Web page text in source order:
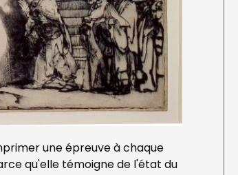
une épreuve à chaque
qu'elle témoigne de l'état du